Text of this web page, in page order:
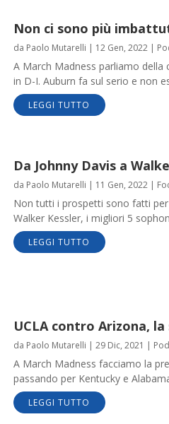
Non ci sono più
da Paolo Mutarelli | 12 Gen, 2022|
A March Madness parliamo
in D-I. Auburn fa sul serio e non
LEGGI TUTTO
Da Johnny Davis a
da Paolo Mutarelli | 11 Gen, 2022|
Non tutti i prospetti sono fatti
Walker Kessler, i migliori 5
LEGGI TUTTO
UCLA contro Arizona,
da Paolo Mutarelli | 29 Dic, 2021 |
A March Madness facciamo la
passando per Kentucky e
LEGGI TUTTO